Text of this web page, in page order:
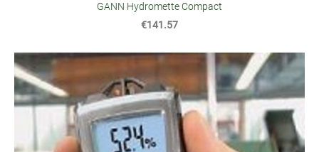
GANN Hydromette Compact
€141.57